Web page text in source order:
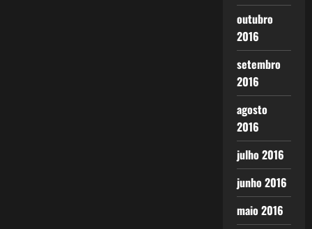
outubro
2016
setembro
2016
agosto
2016
julho 2016
junho 2016
maio 2016